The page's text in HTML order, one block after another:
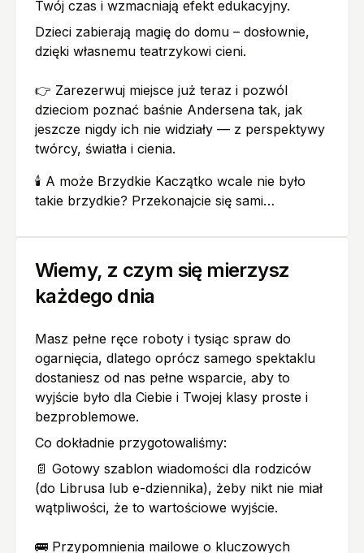
Twój czas i wzmacniają efekt edukacyjny.
Dzieci zabierają magię do domu – dosłownie,
dzięki własnemu teatrzykowi cieni.
👉 Zarezerwuj miejsce już teraz i pozwól
dzieciom poznać baśnie Andersena tak, jak
jeszcze nigdy ich nie widziały — z perspektywy
twórcy, światła i cienia.
🕯️ A może Brzydkie Kaczątko wcale nie było
takie brzydkie? Przekonajcie się sami…
Wiemy, z czym się mierzysz
każdego dnia
Masz pełne ręce roboty i tysiąc spraw do
ogarnięcia, dlatego oprócz samego spektaklu
dostaniesz od nas pełne wsparcie, aby to
wyjście było dla Ciebie i Twojej klasy proste i
bezproblemowe.
Co dokładnie przygotowaliśmy:
📄 Gotowy szablon wiadomości dla rodziców
(do Librusa lub e-dziennika), żeby nikt nie miał
wątpliwości, że to wartościowe wyjście.
🚌 Przypomnienia mailowe o kluczowych